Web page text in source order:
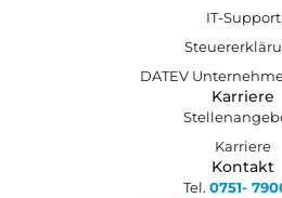
IT-Support
DATEV
Karriere
Karriere
Kontakt
Tel. 0751-